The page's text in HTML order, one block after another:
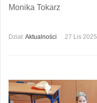
Monika Tokarz
Dział:Aktualności 27 Lis 2025